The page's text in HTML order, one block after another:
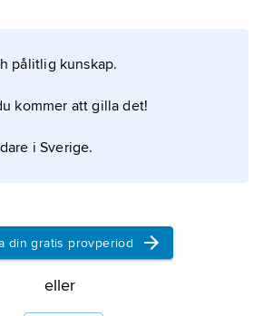
pålitlig kunskap.
kommer att gilla det!
i Sverige.
din gratis provperiod
eller